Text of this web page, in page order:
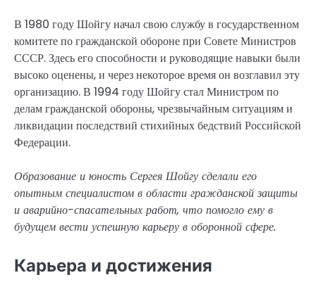
В 1980 году Шойгу начал свою службу в государственном
комитете по гражданской обороне при Совете Министров
СССР. Здесь его способности и руководящие навыки были
высоко оценены, и через некоторое время он возглавил эту
организацию. В 1994 году Шойгу стал Министром по
делам гражданской обороны, чрезвычайным ситуациям и
ликвидации последствий стихийных бедствий Российской
Федерации.
Образование и юность Сергея Шойгу сделали его
опытным специалистом в области гражданской защиты
и аварийно-спасательных работ, что помогло ему в
будущем вести успешную карьеру в оборонной сфере.
Карьера и достижения